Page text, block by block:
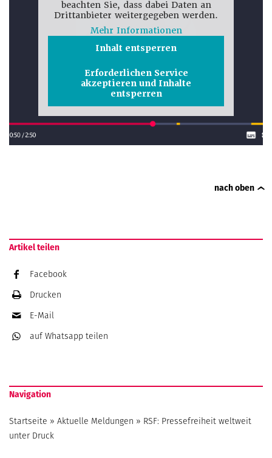
beachten Sie, dass dabei Daten an
Drittanbieter weitergegeben werden.
Mehr Informationen
Inhalt entsperren
Erforderlichen Service
akzeptieren und Inhalte
entsperren
nach oben
Artikel teilen
Facebook
Drucken
E-Mail
auf Whatsapp teilen
Navigation
Startseite » Aktuelle Meldungen » RSF: Pressefreiheit weltweit
unter Druck